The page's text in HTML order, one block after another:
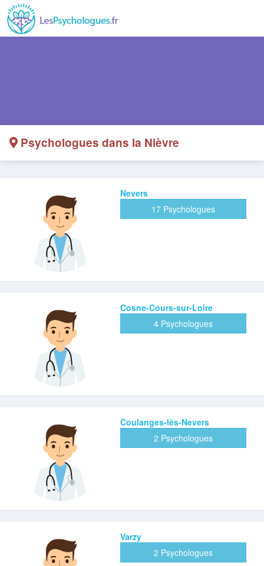
Psychologues dans la Nièvre
Nevers
17 Psychologues
Cosne-Cours-sur-Loire
4 Psychologues
Coulanges-lès-Nevers
2 Psychologues
Varzy
2 Psychologues